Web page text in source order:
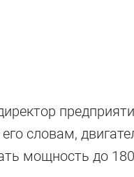
словам,
мощность до